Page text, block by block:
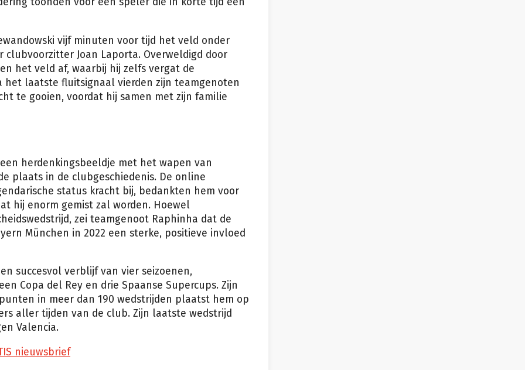
vijf minuten voor tijd het veld onder
clubvoorzitter Joan Laporta. Overweldigd door
het veld af, waarbij hij zelfs vergat de
het laatste fluitsignaal vierden zijn teamgenoten
te gooien, voordat hij samen met zijn familie
herdenkingsbeeldje met het wapen van
plaats in de clubgeschiedenis. De online
status kracht bij, bedankten hem voor
hij enorm gemist zal worden. Hoewel
zei teamgenoot Raphinha dat de
München in 2022 een sterke, positieve invloed
succesvol verblijf van vier seizoenen,
Copa del Rey en drie Spaanse Supercups. Zijn
in meer dan 190 wedstrijden plaatst hem op
aller tijden van de club. Zijn laatste wedstrijd
Valencia.
nieuwsbrief